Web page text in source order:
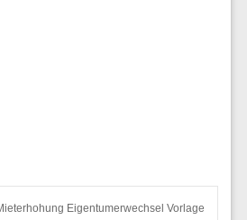
Eigentumerwechsel Vorlage